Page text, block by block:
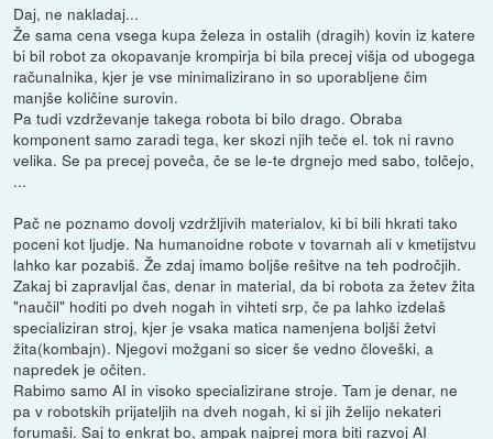
Daj, ne nakladaj...
Že sama cena vsega kupa železa in ostalih (dragih) kovin iz katere
bi bil robot za okopavanje krompirja bi bila precej višja od ubogega
računalnika, kjer je vse minimalizirano in so uporabljene čim
manjše količine surovin.
Pa tudi vzdrževanje takega robota bi bilo drago. Obraba
komponent samo zaradi tega, ker skozi njih teče el. tok ni ravno
velika. Se pa precej poveča, če se le-te drgnejo med sabo, tolčejo,
...
Pač ne poznamo dovolj vzdržljivih materialov, ki bi bili hkrati tako
poceni kot ljudje. Na humanoidne robote v tovarnah ali v kmetijstvu
lahko kar pozabiš. Že zdaj imamo boljše rešitve na teh področjih.
Zakaj bi zapravljal čas, denar in material, da bi robota za žetev žita
"naučil" hoditi po dveh nogah in vihteti srp, če pa lahko izdelaš
specializiran stroj, kjer je vsaka matica namenjena boljši žetvi
žita(kombajn). Njegovi možgani so sicer še vedno človeški, a
napredek je očiten.
Rabimo samo AI in visoko specializirane stroje. Tam je denar, ne
pa v robotskih prijateljih na dveh nogah, ki si jih želijo nekateri
forumaši. Saj to enkrat bo, ampak najprej mora biti razvoj AI